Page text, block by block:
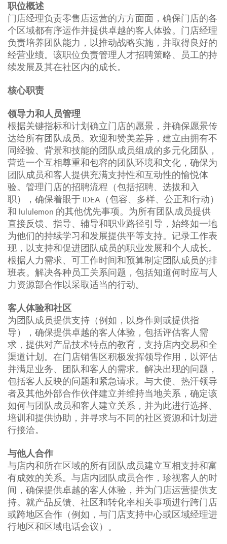
职位概述
门店经理负责零售店运营的方方面面，确保门店的各
个区域都有序运作并提供卓越的客人体验。门店经理
负责培养团队能力，以推动战略实施，并取得良好的
经营业绩。该职位负责管理人才招聘策略、员工的持
续发展及其在社区内的成长。
核心职责
领导力和人员管理
根据关键指标和计划确立门店的愿景，并确保愿景传
达给所有团队成员。欢迎和赞美差异，建立由拥有不
同经验、背景和技能的团队成员组成的多元化团队，
营造一个互相尊重和包容的团队环境和文化，确保为
团队成员和客人提供充满支持性和互动性的愉悦体
验。管理门店的招聘流程（包括招聘、选拔和入
职），确保着眼于 IDEA（包容、多样、公正和行动）
和 lululemon 的其他优先事项。为所有团队成员提供
直接反馈、指导、辅导和职业路径引导，始终如一地
为他们的持续学习和发展提供平等支持。记录工作表
现，以支持和促进团队成员的职业发展和个人成长。
根据人力需求、可工作时间和预算制定团队成员的排
班表。解决各种员工关系问题，包括知道何时应与人
力资源部合作以采取适当的行动。
客人体验和社区
为团队成员提供支持（例如，以身作则或提供指
导），确保提供卓越的客人体验，包括评估客人需
求，提供对产品技术特点的教育，支持店内交易和全
渠道计划。在门店销售区积极发挥领导作用，以评估
并满足业务、团队和客人的需求。解决出现的问题，
包括客人反映的问题和紧急请求。与大使、热汗领导
者及其他外部合作伙伴建立并维持当地关系，确定该
如何与团队成员和客人建立关系，并为此进行选择、
培训和提供协助，并寻求与不同的社区资源和计划进
行接洽。
与他人合作
与店内和所在区域的所有团队成员建立互相支持和富
有成效的关系。与店内团队成员合作，珍视客人的时
间，确保提供卓越的客人体验，并为门店运营提供支
持。就产品反馈、社区和转化率相关事项进行跨门店
或跨地区合作（例如，与门店支持中心或区域经理进
行地区和区域电话会议）。